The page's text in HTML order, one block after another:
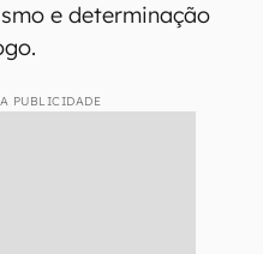
e determinação
PUBLICIDADE